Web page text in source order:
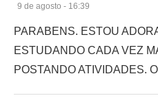
9 de agosto - 16:39
PARABENS. ESTOU
ESTUDANDO CADA VEZ
POSTANDO ATIVIDADES.